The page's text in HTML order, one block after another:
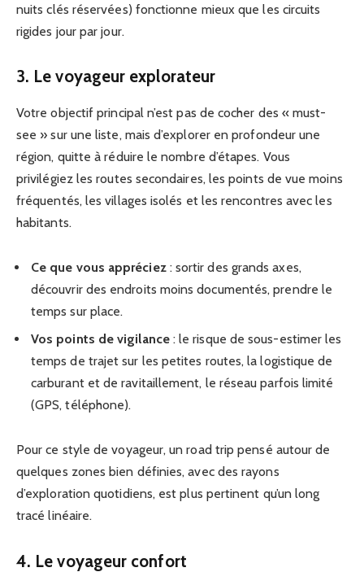
nuits clés réservées) fonctionne mieux que les circuits
rigides jour par jour.
3. Le voyageur explorateur
Votre objectif principal n’est pas de cocher des « must-
see » sur une liste, mais d’explorer en profondeur une
région, quitte à réduire le nombre d’étapes. Vous
privilégiez les routes secondaires, les points de vue moins
fréquentés, les villages isolés et les rencontres avec les
habitants.
Ce que vous appréciez: sortir des grands axes,
découvrir des endroits moins documentés, prendre le
temps sur place.
Vos points de vigilance: le risque de sous-estimer les
temps de trajet sur les petites routes, la logistique de
carburant et de ravitaillement, le réseau parfois limité
(GPS, téléphone).
Pour ce style de voyageur, un road trip pensé autour de
quelques zones bien définies, avec des rayons
d’exploration quotidiens, est plus pertinent qu’un long
tracé linéaire.
4. Le voyageur confort